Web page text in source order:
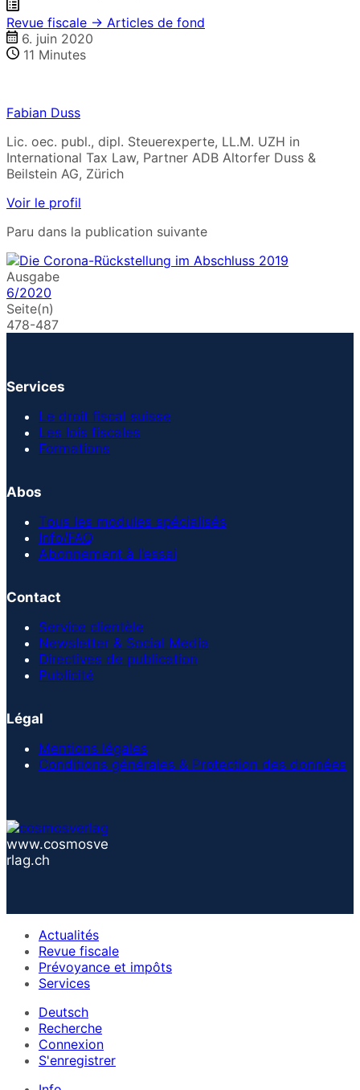
Revue fiscale → Articles de fond
6. juin 2020
11 Minutes
Fabian Duss
Lic. oec. publ., dipl. Steuerexperte, LL.M. UZH in
International Tax Law, Partner ADB Altorfer Duss &
Beilstein AG, Zürich
Voir le profil
Paru dans la publication suivante
Ausgabe
6/2020
Seite(n)
478-487
Services
Le droit fiscal suisse
Les lois fiscales
Formations
Abos
Tous les modules spécialisés
Info/FAQ
Abonnement à l’essai
Contact
Service clientèle
Newsletter & Social Media
Directives de publication
Publicité
Légal
Mentions légales
Conditions générales & Protection des données
www.cosmosve
rlag.ch
Actualités
Revue fiscale
Prévoyance et impôts
Services
Deutsch
Recherche
Connexion
S'enregistrer